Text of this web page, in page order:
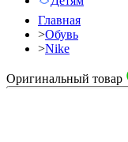
Главная
>Обувь
>Nike
Оригинальный товар